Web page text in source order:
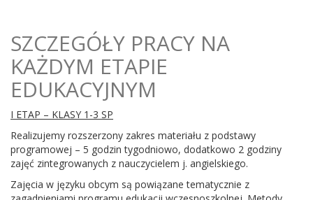
SZCZEGÓŁY PRACY NA
KAŻDYM ETAPIE
EDUKACYJNYM
I ETAP – KLASY 1-3 SP
Realizujemy rozszerzony zakres materiału z podstawy
programowej – 5 godzin tygodniowo, dodatkowo 2 godziny
zajęć zintegrowanych z nauczycielem j. angielskiego.
Zajęcia w języku obcym są powiązane tematycznie z